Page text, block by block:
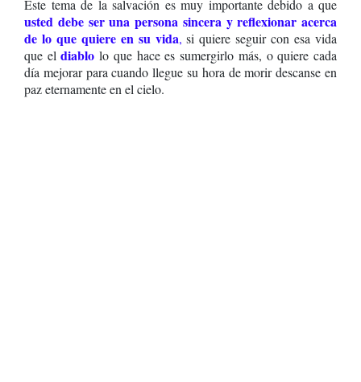
Este tema de la salvación es muy importante debido a que
usted debe ser una persona sincera y reflexionar acerca
de lo que quiere en su vida, si quiere seguir con esa vida
que eldiablolo que hace es sumergirlo más, o quiere cada
día mejorar para cuando llegue su hora de morir descanse en
paz eternamente en el cielo.